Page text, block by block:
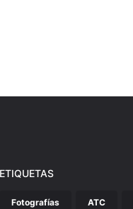
ETIQUETAS
Fotografías ATC